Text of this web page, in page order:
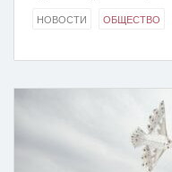
НОВОСТИ ОБЩЕСТВО